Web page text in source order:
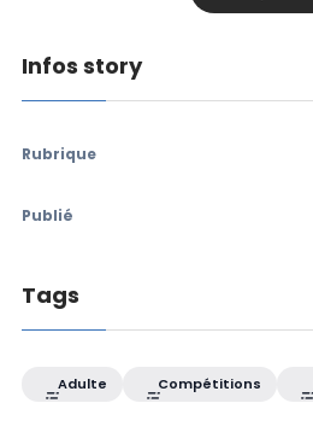
Infos story
Rubrique
Publié
Tags
Adulte Compétitions